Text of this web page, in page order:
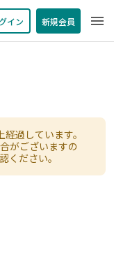
イン 新規会員 menu
過しています。
がございますの
ください。